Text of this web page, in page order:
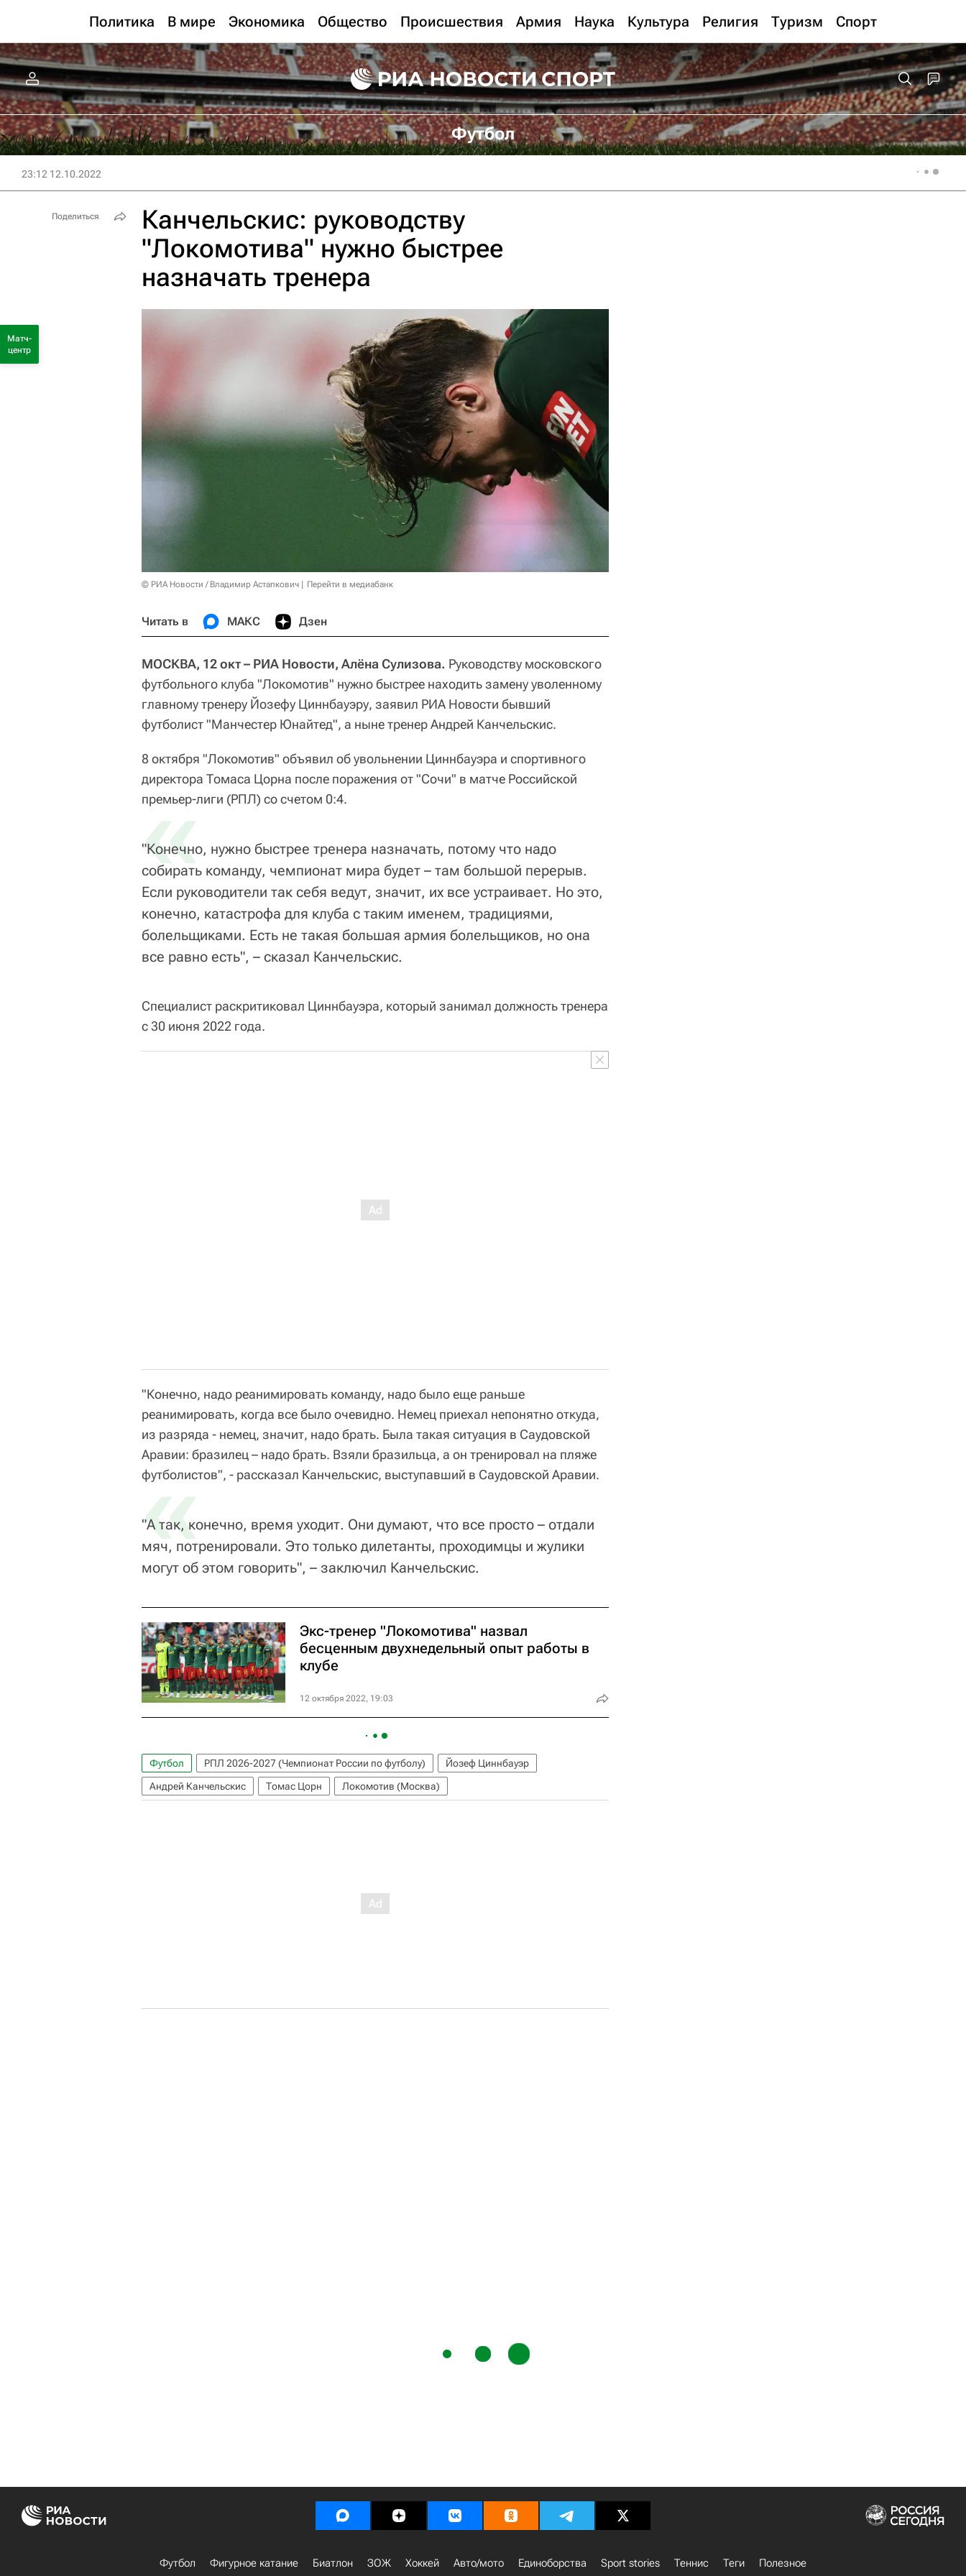
Политика В мире Экономика Общество Происшествия Армия Наука Культура Религия Туризм Спорт
Футбол
23:12 12.10.2022
Канчельскис: руководству
"Локомотива" нужно быстрее
назначать тренера
© РИА Новости / Владимир Астапкович Перейти в медиабанк
Читать в МАКС Дзен
МОСКВА, 12 окт – РИА Новости, Алёна Сулизова. Руководству московского
футбольного клуба "Локомотив" нужно быстрее находить замену уволенному
главному тренеру Йозефу Циннбауэру, заявил РИА Новости бывший
футболист "Манчестер Юнайтед", а ныне тренер Андрей Канчельскис.
8 октября "Локомотив" объявил об увольнении Циннбауэра и спортивного
директора Томаса Цорна после поражения от "Сочи" в матче Российской
премьер-лиги (РПЛ) со счетом 0:4.
«
"Конечно, нужно быстрее тренера назначать, потому что надо
собирать команду, чемпионат мира будет – там большой перерыв.
Если руководители так себя ведут, значит, их все устраивает. Но это,
конечно, катастрофа для клуба с таким именем, традициями,
болельщиками. Есть не такая большая армия болельщиков, но она
все равно есть", – сказал Канчельскис.
Специалист раскритиковал Циннбауэра, который занимал должность тренера
с 30 июня 2022 года.
"Конечно, надо реанимировать команду, надо было еще раньше
реанимировать, когда все было очевидно. Немец приехал непонятно откуда,
из разряда - немец, значит, надо брать. Была такая ситуация в Саудовской
Аравии: бразилец – надо брать. Взяли бразильца, а он тренировал на пляже
футболистов", - рассказал Канчельскис, выступавший в Саудовской Аравии.
«
"А так, конечно, время уходит. Они думают, что все просто – отдали
мяч, потренировали. Это только дилетанты, проходимцы и жулики
могут об этом говорить", – заключил Канчельскис.
Экс-тренер "Локомотива" назвал
бесценным двухнедельный опыт работы в
клубе
12 октября 2022, 19:03
Футбол РПЛ 2026-2027 (Чемпионат России по футболу)
Йозеф Циннбауэр
Андрей Канчельскис
Томас Цорн Локомотив (Москва)
Поделиться
Матч-
центр
Футбол Фигурное катание Биатлон ЗОЖ Хоккей Авто/мото Единоборства Sport stories Теннис Теги Полезное